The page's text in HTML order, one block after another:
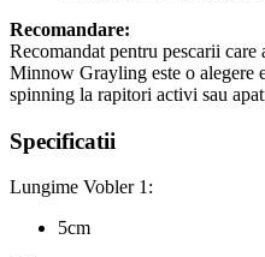
Recomandare:
Recomandat pentru pescarii
Minnow Grayling este o alegere
spinning la rapitori activi sau
Specificatii
Lungime Vobler 1:
5cm